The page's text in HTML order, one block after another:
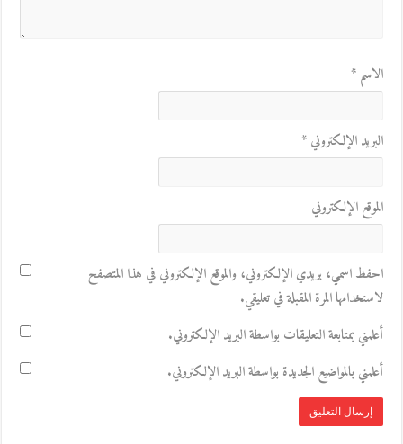
الاسم*
البريد الإلكتروني*
الموقع الإلكتروني
احفظ اسمي، بريدي الإلكتروني، والموقع الإلكتروني في هذا المتصفح
لاستخدامها المرة المقبلة في تعليقي.
أعلمني بمتابعة التعليقات بواسطة البريد الإلكتروني.
أعلمني بالمواضيع الجديدة بواسطة البريد الإلكتروني.